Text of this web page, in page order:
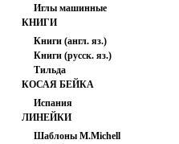
Иглы машинные
КНИГИ
Книги (англ. яз.)
Книги (русск. яз.)
Тильда
КОСАЯ БЕЙКА
Испания
ЛИНЕЙКИ
Шаблоны M.Michell